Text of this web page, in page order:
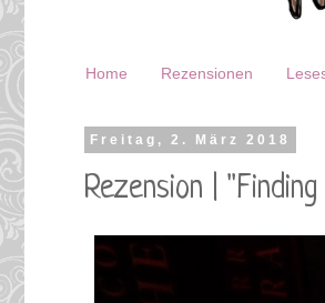
Home Rezensionen
Freitag, 2. März 2018
Rezension |